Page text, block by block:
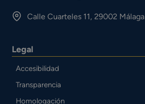
Calle Cuarteles 11, 29002 Málaga
Legal
Accesibilidad
Transparencia
Homologación